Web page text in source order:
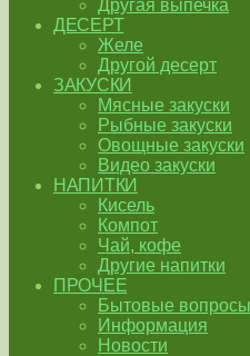
Другая выпечка
ДЕСЕРТ
Желе
Другой десерт
ЗАКУСКИ
Мясные закуски
Рыбные закуски
Овощные закуски
Видео закуски
НАПИТКИ
Кисель
Компот
Чай, кофе
Другие напитки
ПРОЧЕЕ
Бытовые вопросы
Информация
Новости